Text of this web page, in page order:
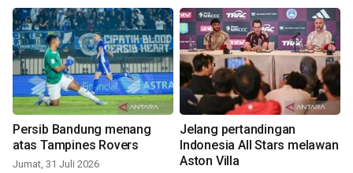
Persib Bandung menang
atas Tampines Rovers
Jumat, 31 Juli 2026
Jelang pertandingan
Indonesia All Stars melawan
Aston Villa